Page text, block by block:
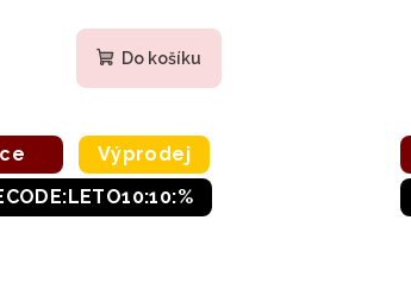
hodnocení
produktu
je
z
5
hvězdiček.
Do košíku
Výprodej